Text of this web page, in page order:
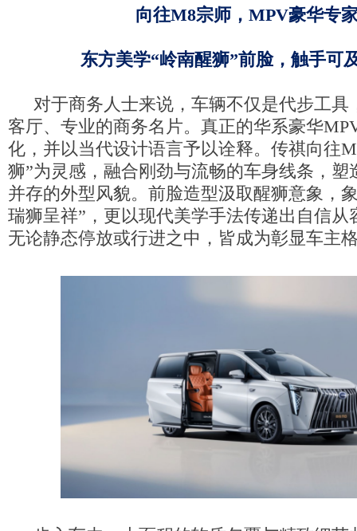
向往M8宗师，MPV豪华专
东方美学“岭南醒狮”前脸，触手可
对于商务人士来说，车辆不仅是代步工具
客厅、专业的商务名片。真正的华系豪华
化，并以当代设计语言予以诠释。传祺向往
狮”为灵感，融合刚劲与流畅的车身线条，塑
并存的外型风貌。前脸造型汲取醒狮意象，
瑞狮呈祥”，更以现代美学手法传递出自信从
无论静态停放或行进之中，皆成为彰显车主